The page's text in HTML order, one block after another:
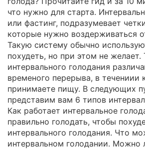
что нужно для старта.
или фастинг, подразумевает
которые нужно воздерживаться
Такую систему обычно
похудеть, но при этом не желает.
интервального голодания
временого перерыва, в течениии
принимаете пищу. В следующих
представим вам 6 типов
Как работает интервальное
правильно голодать, чтобы
интервального голодания. Что
интервальном голодании. Можно